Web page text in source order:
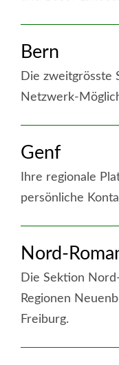
Basel
Regio
Bern
Die zweitgrösste
Netzwerk-
:
Bern
Genf
Ihre regionale
persönliche
Genf
Nord-
Die Sektion
Regionen
Freiburg.